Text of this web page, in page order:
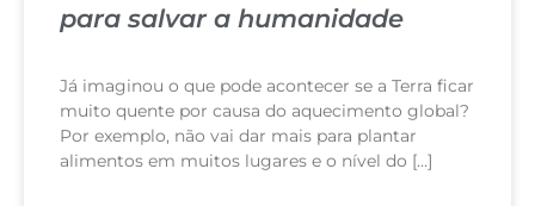
para salvar a humanidade
Já imaginou o que pode acontecer se a Terra ficar
muito quente por causa do aquecimento global?
Por exemplo, não vai dar mais para plantar
alimentos em muitos lugares e o nível do […]